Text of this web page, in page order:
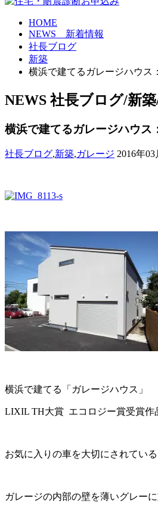
HOME
NEWS 新着情報
社長ブログ
新築
横浜で建てるガレージハウス
NEWS 社長ブログ/新
横浜で建てるガレージハウス
社長ブログ,新築,ガレージ 2016年03
横浜で建てる「ガレージハウス」
LIXIL TH大賞 エコロジー賞受賞作
お気に入りの車を大切にされている
ガレージの内部の壁を薄いグレー